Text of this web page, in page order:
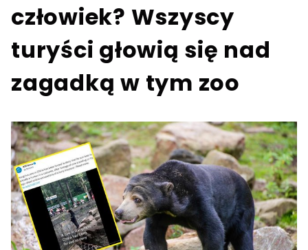
człowiek? Wszyscy
turyści głowią się nad
zagadką w tym zoo